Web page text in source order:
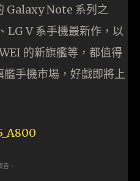
Galaxy Note 系列之
LG V 系手機最新作，以
的新旗艦等，都值得
手機市場，好戲即將上
告 -